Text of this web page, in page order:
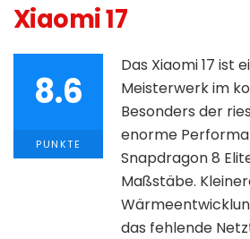
Xiaomi 17
8.6
PUNKTE
Das Xiaomi 17 ist
Meisterwerk im
Besonders der
enorme
Snapdragon 8
Maßstäbe.
das fehlende